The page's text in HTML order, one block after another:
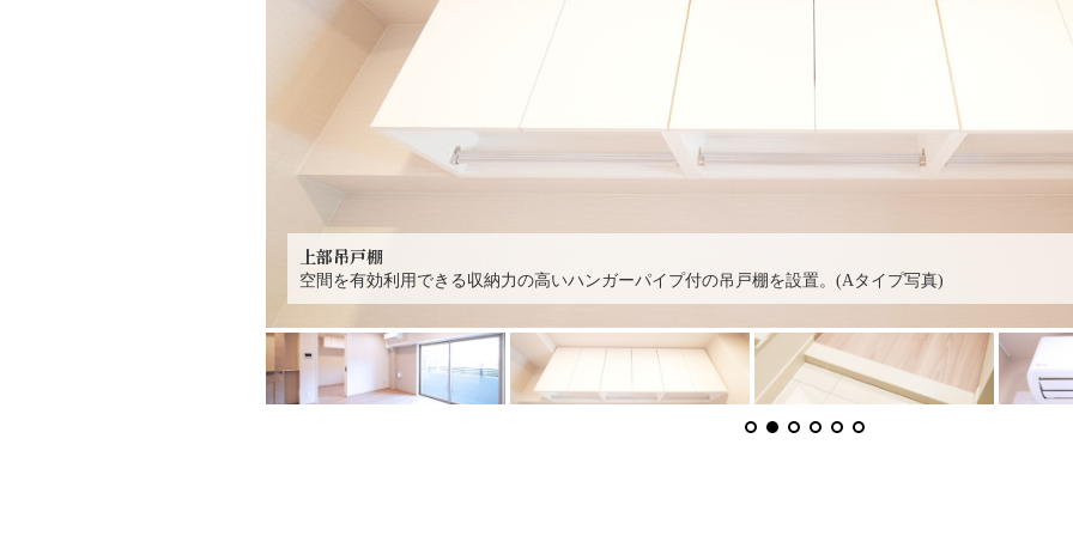
上部吊戸棚
空間を有効利用できる収納力の高いハンガーパイプ付の吊戸棚を設置。(Aタイプ写真)